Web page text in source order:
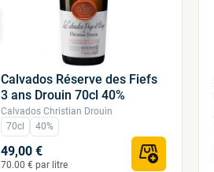
Calvados Réserve des Fiefs
3 ans Drouin 70cl 40%
Calvados Christian Drouin
70cl
40%
49,00 €
70.00 € par litre